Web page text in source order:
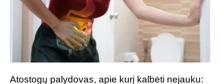
Atostogų palydovas, apie kurį kalbėti nejauku: